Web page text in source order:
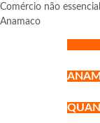
Comércio não
Anamaco